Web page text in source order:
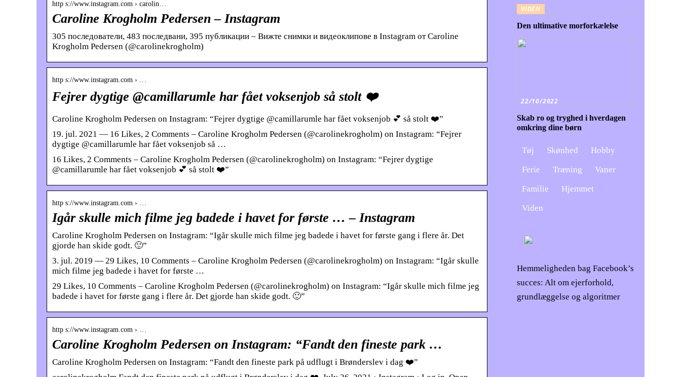
http s://www.instagram.com › carolin…
Caroline Krogholm Pedersen – Instagram
305 последователи, 483 последвани, 395 публикации – Вижте снимки и видеоклипове в Instagram от Caroline
Krogholm Pedersen (@carolinekrogholm)
http s://www.instagram.com › …
Fejrer dygtige @camillarumle har fået voksenjob så stolt ❤️
Caroline Krogholm Pedersen on Instagram: “Fejrer dygtige @camillarumle har fået voksenjob 💕 så stolt ❤️”
19. jul. 2021 — 16 Likes, 2 Comments – Caroline Krogholm Pedersen (@carolinekrogholm) on Instagram: “Fejrer
dygtige @camillarumle har fået voksenjob så …
16 Likes, 2 Comments – Caroline Krogholm Pedersen (@carolinekrogholm) on Instagram: “Fejrer dygtige
@camillarumle har fået voksenjob 💕 så stolt ❤️”
http s://www.instagram.com › …
Igår skulle mich filme jeg badede i havet for første … – Instagram
Caroline Krogholm Pedersen on Instagram: “Igår skulle mich filme jeg badede i havet for første gang i flere år. Det
gjorde han skide godt. 🙂”
3. jul. 2019 — 29 Likes, 10 Comments – Caroline Krogholm Pedersen (@carolinekrogholm) on Instagram: “Igår skulle
mich filme jeg badede i havet for første …
29 Likes, 10 Comments – Caroline Krogholm Pedersen (@carolinekrogholm) on Instagram: “Igår skulle mich filme jeg
badede i havet for første gang i flere år. Det gjorde han skide godt. 🙂”
http s://www.instagram.com › …
Caroline Krogholm Pedersen on Instagram: “Fandt den fineste park …
Caroline Krogholm Pedersen on Instagram: “Fandt den fineste park på udflugt i Brønderslev i dag ❤️”
VIDEN
Den ultimative morforkælelse
22/10/2022
Skab ro og tryghed i hverdagen
omkring dine børn
Tøj Skønhed
Hobby
Ferie
Træning
Vaner
Familie
Hjemmet
Viden
Hemmeligheden bag Facebook’s
succes: Alt om ejerforhold,
grundlæggelse og algoritmer